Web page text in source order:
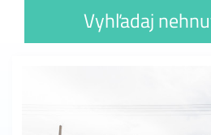
Vyhľadaj